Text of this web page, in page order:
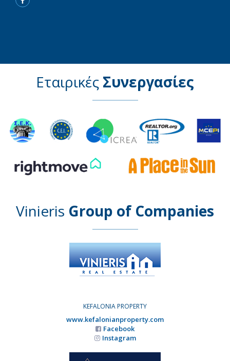
Εταιρικές Συνεργασίες
Vinieris Group of Companies
KEFALONIA PROPERTY
www.kefalonianproperty.com
Facebook
Instagram